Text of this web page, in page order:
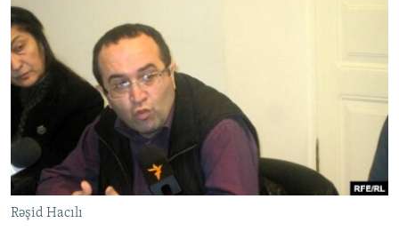
MULTIMEDIA
VIDEO
FOTOQALEREYA
İNFOQRAFIKA
KARIKATURA
RADIO ARXIV
OXU ZALI
AZƏRBAYCAN ƏDƏBIYYATI KITABXANASI
İSLAM VƏ DEMOKRATIYA
İZ - MƏDƏNIYYƏT PROQRAMI
HAQQIMIZDA
MISSIYAMIZ
PEŞƏ ETIKASI VƏ JURNALISTIKA STANDARTLARIMIZ
MATERIALLARIMIZDAN ISTIFADƏ
AZADLIQRADIOSU MOBIL TELEFONUNUZDA
BIZI IZLƏ
RFE/RL-in bütün saytları
Rəşid Hacılı